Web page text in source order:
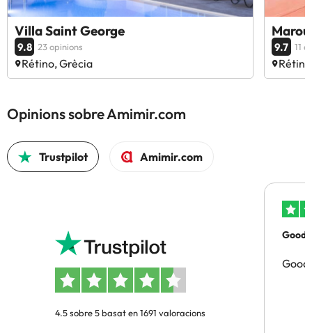
Villa Saint George
9.8 23 opinions
Rétino, Grècia
9.7 11
Opinions sobre Amimir.com
Trustpilot Amimir.com
4.5 sobre 5 basat en 1691 valoracions
Good
Good